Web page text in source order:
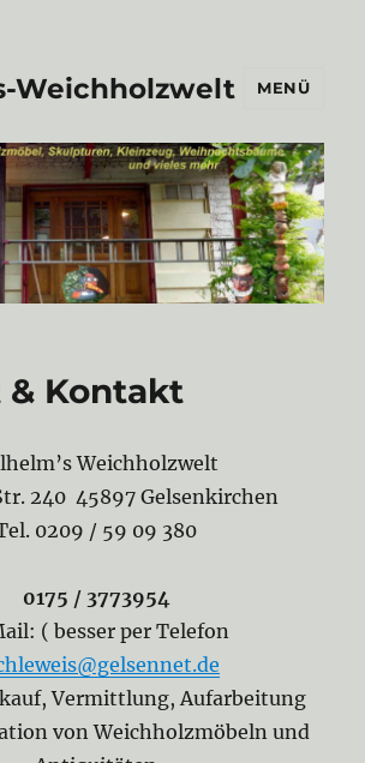
Weichholzwelt MENÜ
Kontakt
Weichholzwelt
240 45897 Gelsenkirchen
0209 / 59 09 380
0175 / 3773954
( besser per Telefon
Vermittlung, Aufarbeitung
von Weichholzmöbeln und